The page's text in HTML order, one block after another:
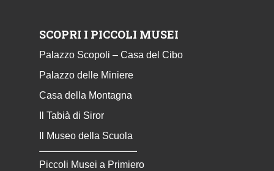
SCOPRI I PICCOLI MUSEI
Palazzo Scopoli – Casa del Cibo
Palazzo delle Miniere
Casa della Montagna
Il Tabià di Siror
Il Museo della Scuola
Piccoli Musei a Primiero